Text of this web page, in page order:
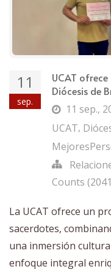
11
sep.
UCAT
Diócesis de
11 sep.,
UCAT,
Counts
La UCAT ofrece un
sacerdotes,
una inmersión
enfoque integral